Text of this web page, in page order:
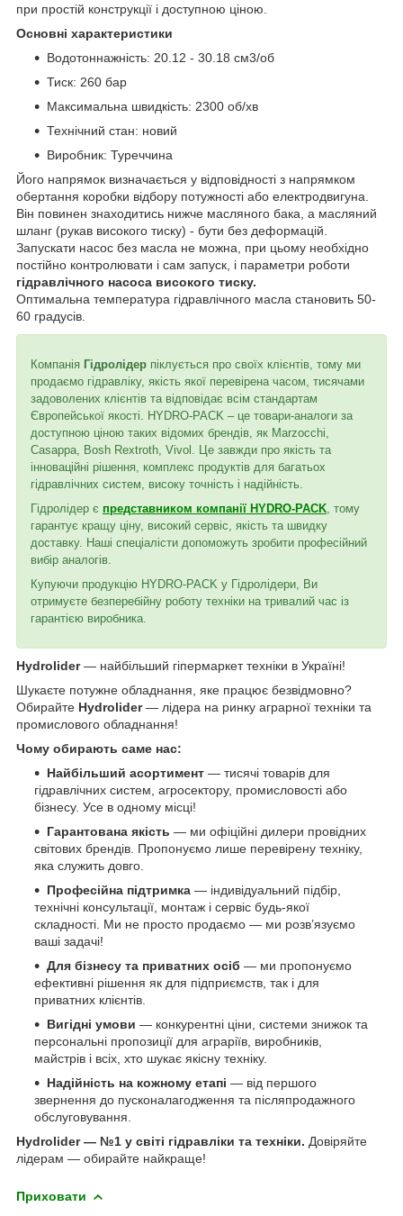
при простій конструкції і доступною ціною.
Основні характеристики
Водотоннажність: 20.12 - 30.18 см3/об
Тиск: 260 бар
Максимальна швидкість: 2300 об/хв
Технічний стан: новий
Виробник: Туреччина
Його напрямок визначається у відповідності з напрямком
обертання коробки відбору потужності або електродвигуна.
Він повинен знаходитись нижче масляного бака, а масляний
шланг (рукав високого тиску) - бути без деформацій.
Запускати насос без масла не можна, при цьому необхідно
постійно контролювати і сам запуск, і параметри роботи
гідравлічного насоса високого тиску.
Оптимальна температура гідравлічного масла становить 50-
60 градусів.
Компанія Гідролідер піклується про своїх клієнтів, тому ми
продаємо гідравліку, якість якої перевірена часом, тисячами
задоволених клієнтів та відповідає всім стандартам
Європейської якості. HYDRO-PACK – це товари-аналоги за
доступною ціною таких відомих брендів, як Marzocchi,
Casappa, Bosh Rextroth, Vivol. Це завжди про якість та
інноваційні рішення, комплекс продуктів для багатьох
гідравлічних систем, високу точність і надійність.
Гідролідер є представником компанії HYDRO-PACK , тому
гарантує кращу ціну, високий сервіс, якість та швидку
доставку. Наші спеціалісти допоможуть зробити професійний
вибір аналогів.
Купуючи продукцію HYDRO-PACK у Гідролідери, Ви
отримуєте безперебійну роботу техніки на тривалий час із
гарантією виробника.
Hydrolider— найбільший гіпермаркет техніки в Україні!
Шукаєте потужне обладнання, яке працює безвідмовно?
Обирайте Hydrolider— лідера на ринку аграрної техніки та
промислового обладнання!
Чому обирають саме нас:
Найбільший асортимент — тисячі товарів для
гідравлічних систем, агросектору, промисловості або
бізнесу. Усе в одному місці!
Гарантована якість — ми офіційні дилери провідних
світових брендів. Пропонуємо лише перевірену техніку,
яка служить довго.
Професійна підтримка — індивідуальний підбір,
технічні консультації, монтаж і сервіс будь-якої
складності. Ми не просто продаємо — ми розв’язуємо
ваші задачі!
Для бізнесу та приватних осіб — ми пропонуємо
ефективні рішення як для підприємств, так і для
приватних клієнтів.
Вигідні умови — конкурентні ціни, системи знижок та
персональні пропозиції для аграріїв, виробників,
майстрів і всіх, хто шукає якісну техніку.
Надійність на кожному етапі — від першого
звернення до пусконалагодження та післяпродажного
обслуговування.
Hydrolider — №1 у світі гідравліки та техніки. Довіряйте
лідерам — обирайте найкраще!
Приховати